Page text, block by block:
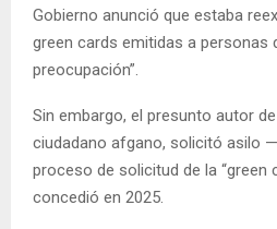
Gobierno anunció que estaba
green cards emitidas a personas
preocupación”.
Sin embargo, el presunto autor
ciudadano afgano, solicitó asilo
proceso de solicitud de la “green
concedió en 2025.